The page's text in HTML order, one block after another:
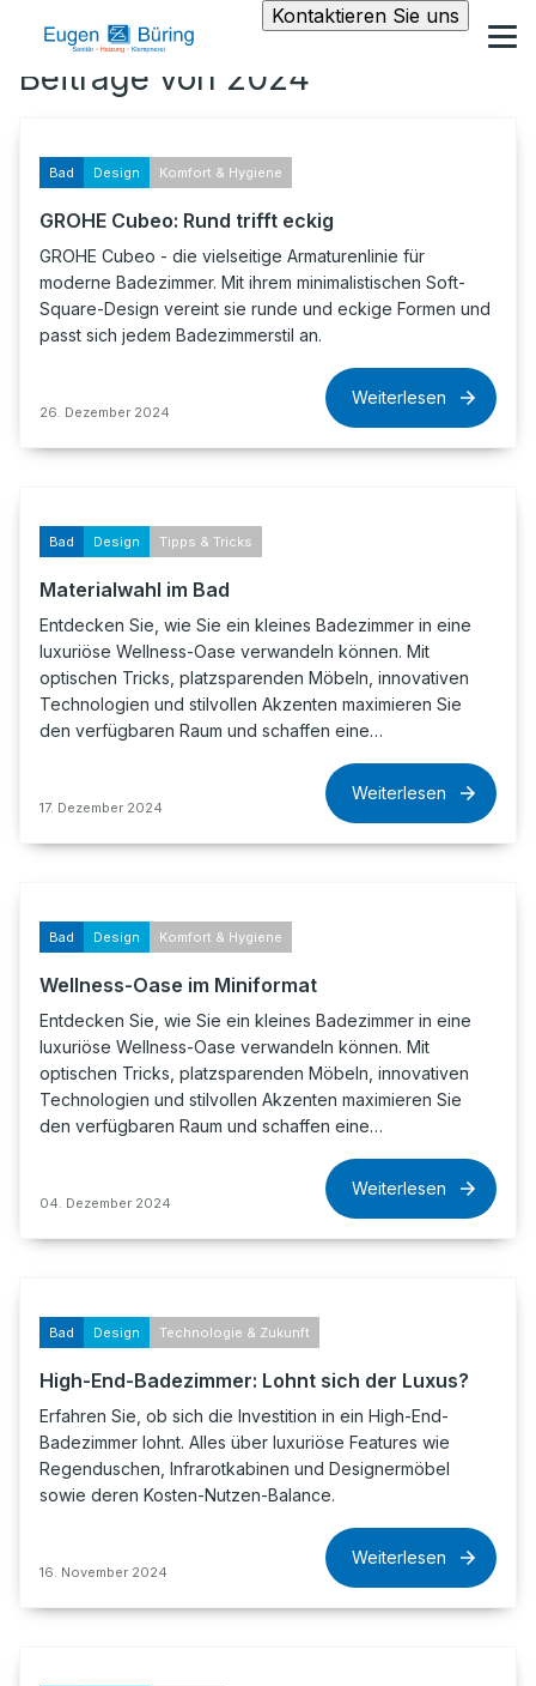
Kontaktieren Sie uns
Beiträge von 2024
Bad Design Komfort & Hygiene
GROHE Cubeo: Rund trifft eckig
GROHE Cubeo - die vielseitige Armaturenlinie für
moderne Badezimmer. Mit ihrem minimalistischen Soft-
Square-Design vereint sie runde und eckige Formen und
passt sich jedem Badezimmerstil an.
26. Dezember 2024
Weiterlesen
Bad Design Tipps & Tricks
Materialwahl im Bad
Entdecken Sie, wie Sie ein kleines Badezimmer in eine
luxuriöse Wellness-Oase verwandeln können. Mit
optischen Tricks, platzsparenden Möbeln, innovativen
Technologien und stilvollen Akzenten maximieren Sie
den verfügbaren Raum und schaffen eine…
17. Dezember 2024
Weiterlesen
Bad Design Komfort & Hygiene
Wellness-Oase im Miniformat
Entdecken Sie, wie Sie ein kleines Badezimmer in eine
luxuriöse Wellness-Oase verwandeln können. Mit
optischen Tricks, platzsparenden Möbeln, innovativen
Technologien und stilvollen Akzenten maximieren Sie
den verfügbaren Raum und schaffen eine…
04. Dezember 2024
Weiterlesen
Bad Design Technologie & Zukunft
High-End-Badezimmer: Lohnt sich der Luxus?
Erfahren Sie, ob sich die Investition in ein High-End-
Badezimmer lohnt. Alles über luxuriöse Features wie
Regenduschen, Infrarotkabinen und Designermöbel
sowie deren Kosten-Nutzen-Balance.
16. November 2024
Weiterlesen